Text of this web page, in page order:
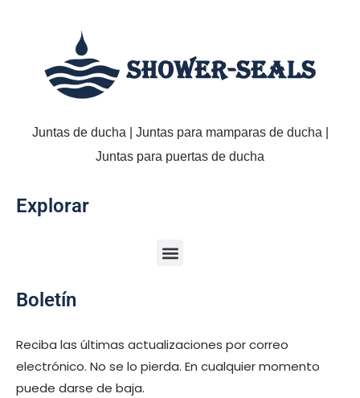
Juntas de ducha | Juntas para mamparas de ducha |
Juntas para puertas de ducha
Explorar
Boletín
Reciba las últimas actualizaciones por correo
electrónico. No se lo pierda. En cualquier momento
puede darse de baja.